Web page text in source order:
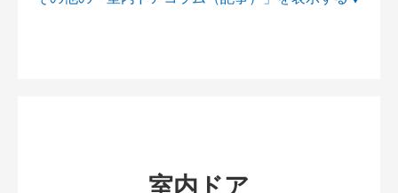
室内ドア